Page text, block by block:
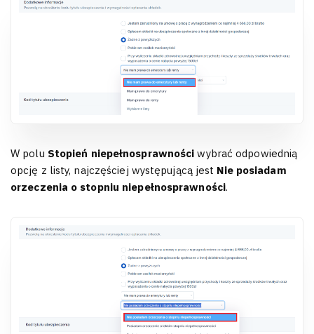
W polu Stopień niepełnosprawności wybrać odpowiednią
opcję z listy, najczęściej występującą jest Nie posiadam
orzeczenia o stopniu niepełnosprawności.